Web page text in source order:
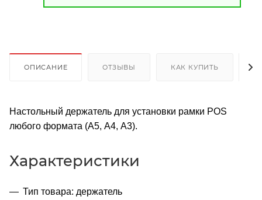
ОПИСАНИЕ ОТЗЫВЫ КАК КУПИТЬ
Настольный держатель для установки рамки POS
любого формата (А5, А4, А3).
Характеристики
Тип товара: держатель